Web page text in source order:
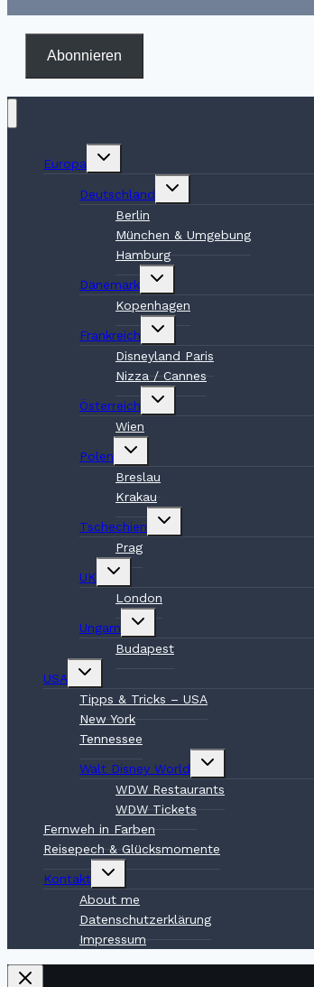
Abonnieren
Europa
Untermenü
Deutschland
Untermenü
Berlin
München & Umgebung
Hamburg
Dänemark
Untermenü
Kopenhagen
Frankreich
Untermenü
Disneyland Paris
Nizza / Cannes
Österreich
Untermenü
Wien
Polen
Untermenü
Breslau
Krakau
Tschechien
Untermenü
Prag
UK
Untermenü
London
Ungarn
Untermenü
Budapest
USA
Untermenü
Tipps & Tricks – USA
New York
Tennessee
Walt Disney World
Untermenü
WDW Restaurants
WDW Tickets
Fernweh in Farben
Reisepech & Glücksmomente
Kontakt
Untermenü
About me
Datenschutzerklärung
Impressum